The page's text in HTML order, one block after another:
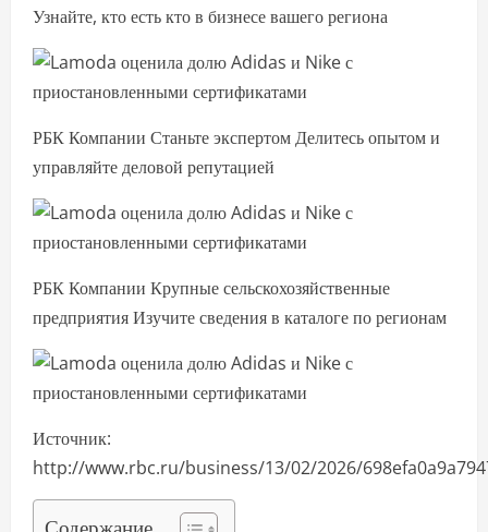
Узнайте, кто есть кто в бизнесе вашего региона
РБК Компании Станьте экспертом Делитесь опытом и
управляйте деловой репутацией
РБК Компании Крупные сельскохозяйственные
предприятия Изучите сведения в каталоге по регионам
Источник:
http://www.rbc.ru/business/13/02/2026/